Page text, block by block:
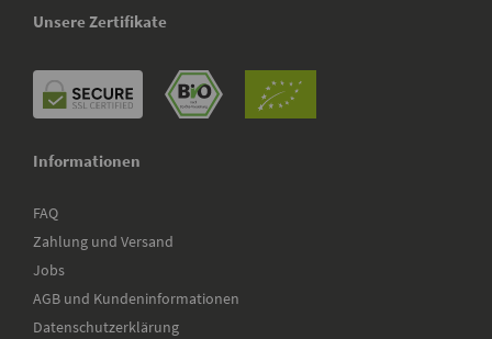
Unsere Zertifikate
Informationen
FAQ
Zahlung und Versand
Jobs
AGB und Kundeninformationen
Datenschutzerklärung